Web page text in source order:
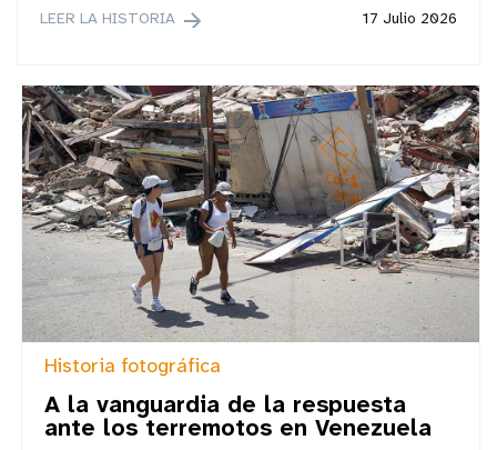
17 Julio 2026
LEER LA HISTORIA
Historia fotográfica
A la vanguardia de la respuesta
ante los terremotos en Venezuela